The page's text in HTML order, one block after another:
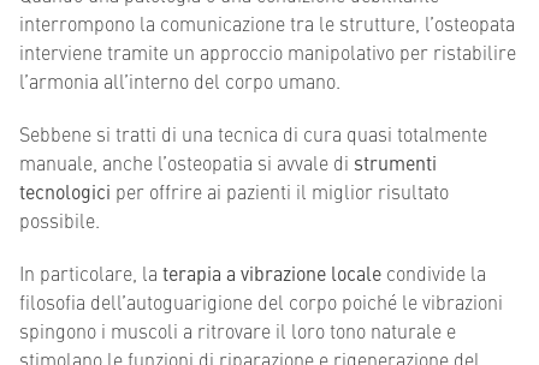
interrompono la comunicazione tra le strutture, l’osteopata
interviene tramite un approccio manipolativo per ristabilire
l’armonia all’interno del corpo umano.
Sebbene si tratti di una tecnica di cura quasi totalmente
manuale, anche l’osteopatia si avvale di strumenti
tecnologici per offrire ai pazienti il miglior risultato
possibile.
In particolare, la terapia a vibrazione locale condivide la
filosofia dell’autoguarigione del corpo poiché le vibrazioni
spingono i muscoli a ritrovare il loro tono naturale e
stimolano le funzioni di riparazione e rigenerazione del